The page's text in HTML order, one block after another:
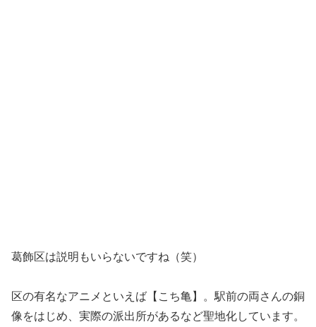
葛飾区は説明もいらないですね（笑）
区の有名なアニメといえば【こち亀】。駅前の両さんの銅
像をはじめ、実際の派出所があるなど聖地化しています。